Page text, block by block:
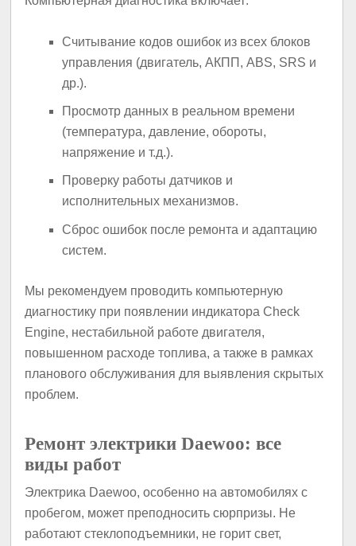
Считывание кодов ошибок из всех блоков
управления (двигатель, АКПП, ABS, SRS и
др.).
Просмотр данных в реальном времени
(температура, давление, обороты,
напряжение и т.д.).
Проверку работы датчиков и
исполнительных механизмов.
Сброс ошибок после ремонта и адаптацию
систем.
Мы рекомендуем проводить компьютерную
диагностику при появлении индикатора Check
Engine, нестабильной работе двигателя,
повышенном расходе топлива, а также в рамках
планового обслуживания для выявления скрытых
проблем.
Ремонт электрики Daewoo: все
виды работ
Электрика Daewoo, особенно на автомобилях с
пробегом, может преподносить сюрпризы. Не
работают стеклоподъемники, не горит свет,